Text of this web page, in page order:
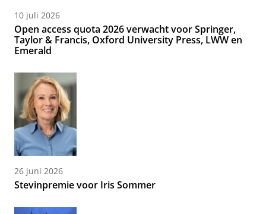
10 juli 2026
Open access quota 2026 verwacht voor Springer,
Taylor & Francis, Oxford University Press, LWW en
Emerald
26 juni 2026
Stevinpremie voor Iris Sommer